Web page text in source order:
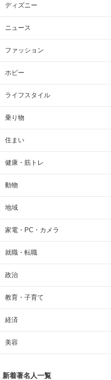
ディズニー
ニュース
ファッション
ホビー
ライフスタイル
乗り物
住まい
健康・筋トレ
動物
地域
家電・PC・カメラ
就職・転職
政治
教育・子育て
経済
美容
新着著名人一覧